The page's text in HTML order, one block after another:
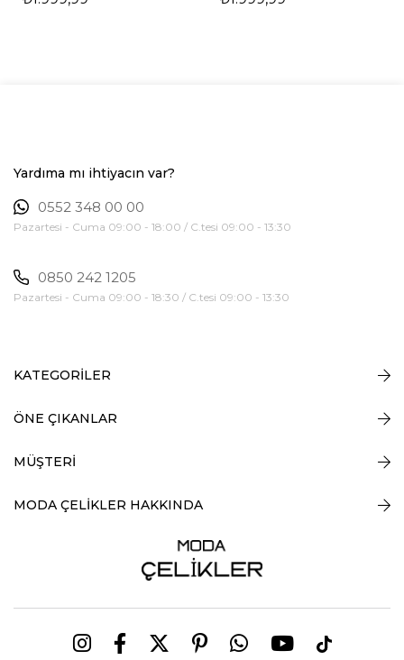
Yardıma mı ihtiyacın var?
0552 348 00 00
Pazartesi - Cuma 09:00 - 18:00 / C.tesi 09:00 - 13:30
0850 242 1205
Pazartesi - Cuma 09:00 - 18:30 / C.tesi 09:00 - 13:30
KATEGORİLER
ÖNE ÇIKANLAR
MÜŞTERİ
MODA ÇELİKLER HAKKINDA